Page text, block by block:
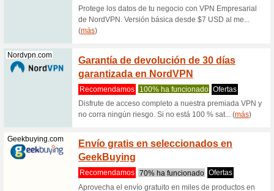
d... (más
Bodegaaurrer...
9
con